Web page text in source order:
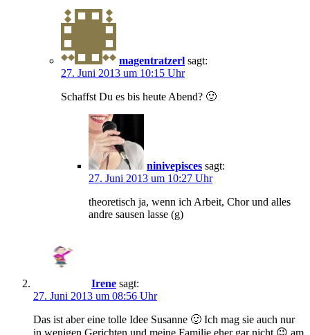
magentratzerl sagt:
27. Juni 2013 um 10:15 Uhr
Schaffst Du es bis heute Abend? 🙂
ninivepisces sagt:
27. Juni 2013 um 10:27 Uhr
theoretisch ja, wenn ich Arbeit, Chor und alles
andre sausen lasse (g)
Irene sagt:
27. Juni 2013 um 08:56 Uhr
Das ist aber eine tolle Idee Susanne 🙂 Ich mag sie auch nur
in wenigen Gerichten und meine Familie eher gar nicht 😉 am